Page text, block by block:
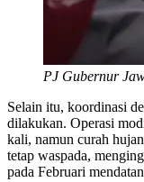
PJ Gubernur
Selain itu, koordinasi
dilakukan. Operasi
kali, namun curah
tetap waspada,
pada Februari